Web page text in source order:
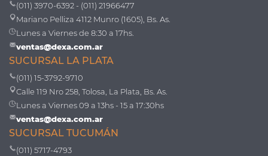
(011) 3970-6392 - (011) 21966477
Mariano Pelliza 4112 Munro (1605), Bs. As.
Lunes a Viernes de 8:30 a 17hs.
ventas@dexa.com.ar
SUCURSAL LA PLATA
(011) 15-3792-9710
Calle 119 Nro 258, Tolosa, La Plata, Bs. As.
Lunes a Viernes 09 a 13hs - 15 a 17:30hs
ventas@dexa.com.ar
SUCURSAL TUCUMÁN
(011) 5717-4793